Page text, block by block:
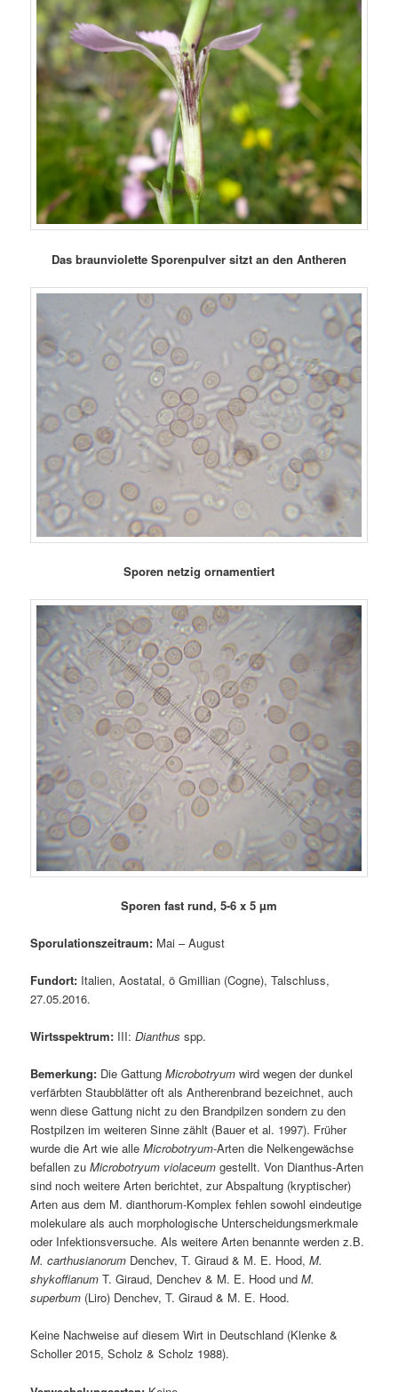
Das braunviolette Sporenpulver sitzt an den Antheren
Sporen netzig ornamentiert
Sporen fast rund, 5-6 x 5 µm
Sporulationszeitraum: Mai – August
Fundort: Italien, Aostatal, ö Gmillian (Cogne), Talschluss,
27.05.2016.
Wirtsspektrum: III: Dianthusspp.
Bemerkung: Die GattungMicrobotryum wird wegen der dunkel
verfärbten Staubblätter oft als Antherenbrand bezeichnet, auch
wenn diese Gattung nicht zu den Brandpilzen sondern zu den
Rostpilzen im weiteren Sinne zählt (Bauer et al. 1997). Früher
wurde die Art wie alleMicrobotryum-Arten die Nelkengewächse
befallen zuMicrobotryum violaceum gestellt. Von Dianthus-Arten
sind noch weitere Arten berichtet, zur Abspaltung (kryptischer)
Arten aus dem M. dianthorum-Komplex fehlen sowohl eindeutige
molekulare als auch morphologische Unterscheidungsmerkmale
oder Infektionsversuche. Als weitere Arten benannte werden z.B.
M. carthusianorum Denchev, T. Giraud & M. E. Hood,M.
shykoffianum T. Giraud, Denchev & M. E. Hood undM.
superbum (Liro) Denchev, T. Giraud & M. E. Hood.
Keine Nachweise auf diesem Wirt in Deutschland (Klenke &
Scholler 2015, Scholz & Scholz 1988).